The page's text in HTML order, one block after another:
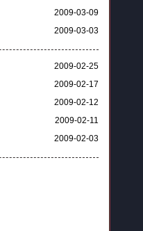
2009-03-09
2009-03-03
2009-02-25
2009-02-17
2009-02-12
2009-02-11
2009-02-03